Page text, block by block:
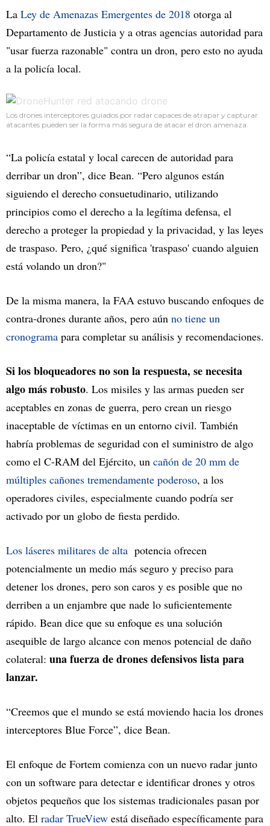
La Ley de Amenazas Emergentes de 2018 otorga al
Departamento de Justicia y a otras agencias autoridad para
"usar fuerza razonable" contra un dron, pero esto no ayuda
a la policía local.
Los drones interceptores guiados por radar capaces de atrapar y capturar
atacantes pueden ser la forma más segura de atacar el dron amenaza.
“La policía estatal y local carecen de autoridad para
derribar un dron”, dice Bean. “Pero algunos están
siguiendo el derecho consuetudinario, utilizando
principios como el derecho a la legítima defensa, el
derecho a proteger la propiedad y la privacidad, y las leyes
de traspaso. Pero, ¿qué significa 'traspaso' cuando alguien
está volando un dron?"
De la misma manera, la FAA estuvo buscando enfoques de
contra-drones durante años, pero aún no tiene un
cronograma para completar su análisis y recomendaciones.
Si los bloqueadores no son la respuesta, se necesita
algo más robusto. Los misiles y las armas pueden ser
aceptables en zonas de guerra, pero crean un riesgo
inaceptable de víctimas en un entorno civil. También
habría problemas de seguridad con el suministro de algo
como el C-RAM del Ejército, un cañón de 20 mm de
múltiples cañones tremendamente poderoso, a los
operadores civiles, especialmente cuando podría ser
activado por un globo de fiesta perdido.
Los láseres militares de alta potencia ofrecen
potencialmente un medio más seguro y preciso para
detener los drones, pero son caros y es posible que no
derriben a un enjambre que nade lo suficientemente
rápido. Bean dice que su enfoque es una solución
asequible de largo alcance con menos potencial de daño
colateral: una fuerza de drones defensivos lista para
lanzar.
“Creemos que el mundo se está moviendo hacia los drones
interceptores Blue Force”, dice Bean.
El enfoque de Fortem comienza con un nuevo radar junto
con un software para detectar e identificar drones y otros
objetos pequeños que los sistemas tradicionales pasan por
alto. El radar TrueView está diseñado específicamente para